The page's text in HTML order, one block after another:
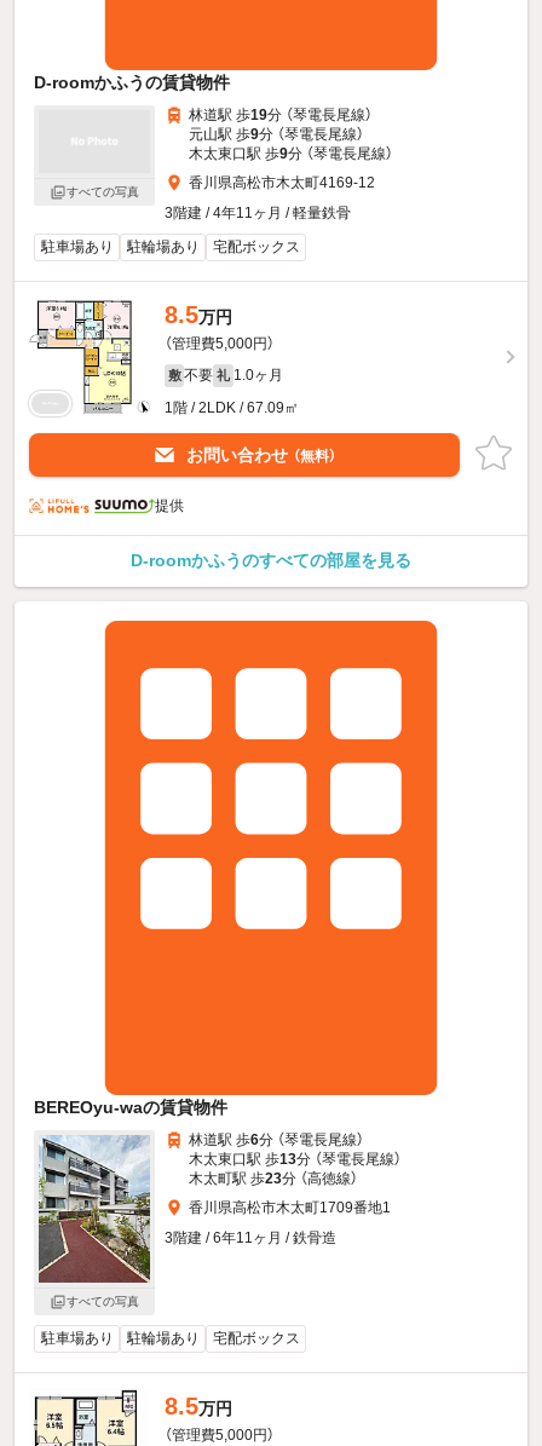
D-roomかふうの賃貸物件
すべての写真
林道駅 歩19分 （琴電長尾線）
元山駅 歩9分 （琴電長尾線）
木太東口駅 歩9分 （琴電長尾線）
香川県高松市木太町4169-12
3階建 / 4年11ヶ月 / 軽量鉄骨
駐車場あり
駐輪場あり 宅配ボックス
8.5万円
（管理費5,000円）
敷 不要 礼 1.0ヶ月
1階 / 2LDK / 67.09㎡
お問い合わせ （無料）
提供
D-roomかふうのすべての部屋を見る
BEREOyu-waの賃貸物件
すべての写真
林道駅 歩6分 （琴電長尾線）
木太東口駅 歩13分 （琴電長尾線）
木太町駅 歩23分 （高徳線）
香川県高松市木太町1709番地1
3階建 / 6年11ヶ月 / 鉄骨造
駐車場あり 駐輪場あり 宅配ボックス
8.5万円
（管理費5,000円）